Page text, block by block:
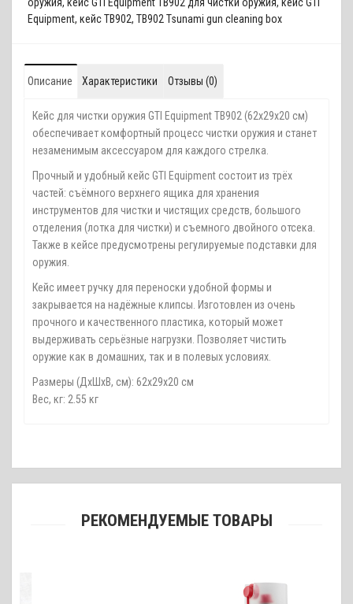
Equipment, кейс TB902, TB902 Tsunami gun cleaning box
Описание Характеристики Отзывы (0)
Кейс для чистки оружия GTI Equipment TB902 (62х29х20 см)
обеспечивает комфортный процесс чистки оружия и станет
незаменимым аксессуаром для каждого стрелка.
Прочный и удобный кейс GTI Equipment состоит из трёх
частей: съёмного верхнего ящика для хранения
инструментов для чистки и чистящих средств, большого
отделения (лотка для чистки) и съемного двойного отсека.
Также в кейсе предусмотрены регулируемые подставки для
оружия.
Кейс имеет ручку для переноски удобной формы и
закрывается на надёжные клипсы. Изготовлен из очень
прочного и качественного пластика, который может
выдерживать серьёзные нагрузки. Позволяет чистить
оружие как в домашних, так и в полевых условиях.
Размеры (ДхШхВ, см): 62x29x20 см
Вес, кг: 2.55 кг
РЕКОМЕНДУЕМЫЕ ТОВАРЫ